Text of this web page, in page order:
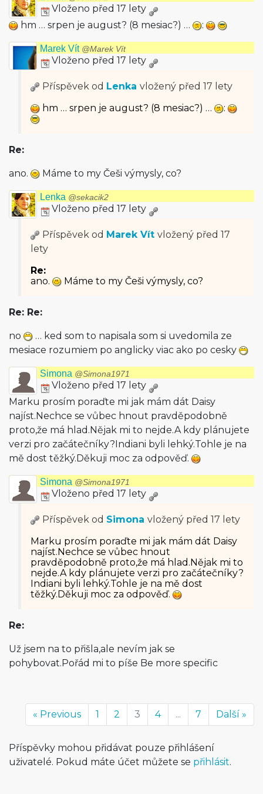
Vloženo před 17 lety
hm … srpen je august? (8 mesiac?) …
:
Marek Vít @Marek Vít
Vloženo před 17 lety
Příspěvek od Lenka vložený před 17 lety
hm … srpen je august? (8 mesiac?) …
:
Re:
ano. Máme to my Češi výmysly, co?
Lenka @sekacik2
Vloženo před 17 lety
Příspěvek od Marek Vít vložený před 17
lety
Re:
ano.
Máme to my Češi výmysly, co?
Re: Re:
no
… ked som to napisala som si uvedomila ze
mesiace rozumiem po anglicky viac ako po cesky
Simona @Simona1971
Vloženo před 17 lety
Marku prosím poraďte mi jak mám dát Daisy
najíst.Nechce se vůbec hnout pravděpodobně
proto,že má hlad.Nějak mi to nejde.A kdy plánujete
verzi pro začátečníky?Indiani byli lehký.Tohle je na
mě dost těžký.Děkuji moc za odpověď.
Simona @Simona1971
Vloženo před 17 lety
Příspěvek od Simona vložený před 17 lety
Marku prosím poraďte mi jak mám dát Daisy
najíst.Nechce se vůbec hnout
pravděpodobně proto,že má hlad.Nějak mi to
nejde.A kdy plánujete verzi pro začátečníky?
Indiani byli lehký.Tohle je na mě dost
těžký.Děkuji moc za odpověď.
Re:
Už jsem na to přišla,ale nevím jak se
pohybovat.Pořád mi to píše Be more specific
« Previous 1 2 3 4 ... 7 Další »
Příspěvky mohou přidávat pouze přihlášení
uživatelé. Pokud máte účet můžete se přihlásit.